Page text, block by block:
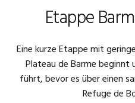
Etappe
Eine kurze Etappe mit
Plateau de Barme beginnt
führt, bevor es über einen
Refuge de